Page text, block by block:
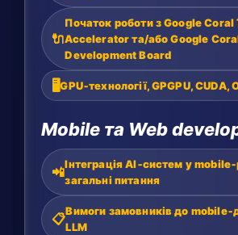
🔌
Початок роботи з Google Coral
Accelerator та/або Google
Development Board
🖥️GPU‑технології, GPGPU, CUDA,
Mobile та Web
📲Інтеграція AI‑систем у
загальні питання
📋Вимоги замовників до
LLM